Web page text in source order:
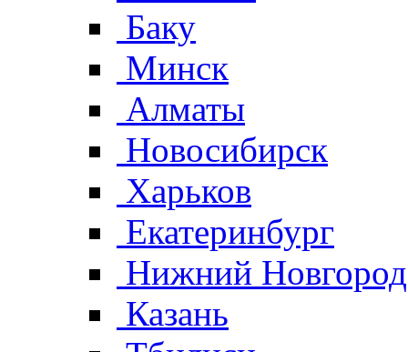
Баку
Минск
Алматы
Новосибирск
Харьков
Екатеринбург
Нижний Новгород
Казань